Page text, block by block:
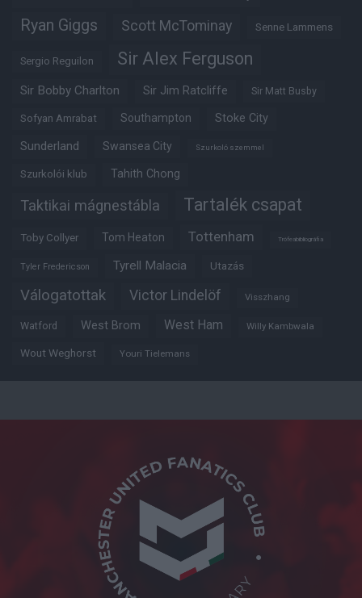
Ryan Giggs Scott McTominay Senne Lammens
Sergio Reguilon Sir Alex Ferguson
Sir Bobby Charlton Sir Jim Ratcliffe Sir Matt Busby
Sofyan Amrabat Southampton Stoke City
Sunderland Swansea City Szurkoló szemmel
Szurkolói klub Tahith Chong
Taktikai mágnestábla Tartalék csapat
Toby Collyer Tom Heaton Tottenham Trófeabibliográfia
Tyler Fredericson Tyrell Malacia Utazás
Válogatottak Victor Lindelöf Visszhang
Watford West Brom West Ham Willy Kambwala
Wout Weghorst Youri Tielemans